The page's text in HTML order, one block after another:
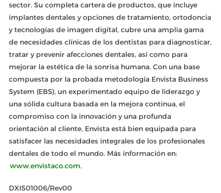
sector. Su completa cartera de productos, que incluye
implantes dentales y opciones de tratamiento, ortodoncia
y tecnologías de imagen digital, cubre una amplia gama
de necesidades clínicas de los dentistas para diagnosticar,
tratar y prevenir afecciones dentales, así como para
mejorar la estética de la sonrisa humana. Con una base
compuesta por la probada metodología Envista Business
System (EBS), un experimentado equipo de liderazgo y
una sólida cultura basada en la mejora continua, el
compromiso con la innovación y una profunda
orientación al cliente, Envista está bien equipada para
satisfacer las necesidades integrales de los profesionales
dentales de todo el mundo. Más información en:
www.envistaco.com.
DXIS01006/Rev00